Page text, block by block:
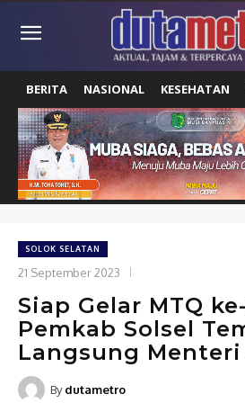
BERITA NASIONAL KESEHATAN
SOLOK SELATAN
21 September 2023
Siap Gelar MTQ
Pemkab Solsel
Langsung Menteri
By dutametro